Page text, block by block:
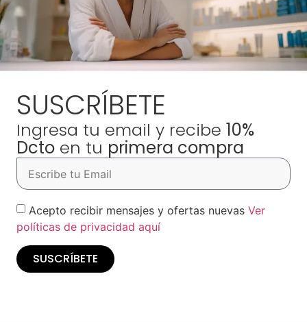
SUSCRÍBETE
Ingresa tu email y recibe 10%
Dcto en tu primera compra
Acepto recibir mensajes y ofertas nuevas Ver
políticas de privacidad aquí
SUSCRÍBETE